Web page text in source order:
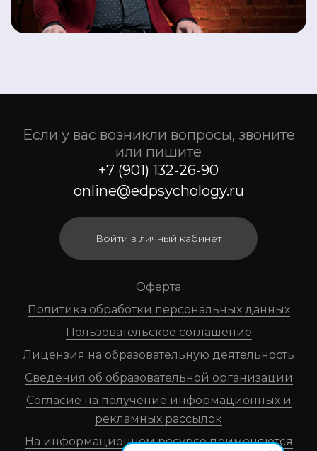
Если у вас возникли вопросы, звоните
или пишите
+7 (901) 132-26-90
online@edpsychology.ru
Войти в личный кабинет
Оферта
Политика обработки персональных данных
Пользовательское соглашение
Лицензия на образовательную деятельность
Сведения об образовательной организации
Согласие на получение информационных и
рекламных рассылок
На информационном ресурсе применяются